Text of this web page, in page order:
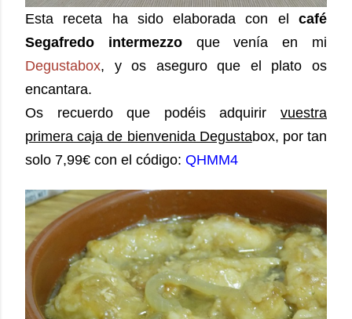
Esta receta ha sido elaborada con el café
Segafredo intermezzoque venía en mi
Degustabox, y os aseguro que el plato os
encantara.
Os recuerdo que podéis adquirir vuestra
primera caja de bienvenida Degustabox, por tan
solo 7,99€ con el código: QHMM4